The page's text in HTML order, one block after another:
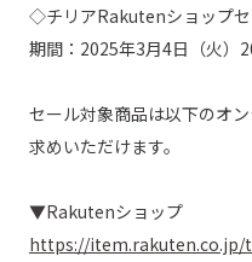
◇チリアRakutenショップ
期間：2025年3月4日（火）
セール対象商品は以下のオ
求めいただけます。
▼Rakutenショップ
https://item.rakuten.co.jp/